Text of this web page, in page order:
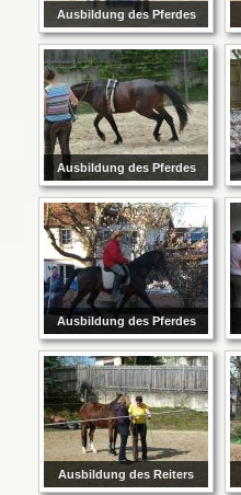
Ausbildung des Pferdes
Ausbildung des Pferdes
Ausbildung des Pferdes
Ausbildung des Reiters